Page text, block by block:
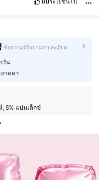
ข้อความที่อิงตามรายละเอียด
วัน
าดตา
, 5% แปนเด็กซ์